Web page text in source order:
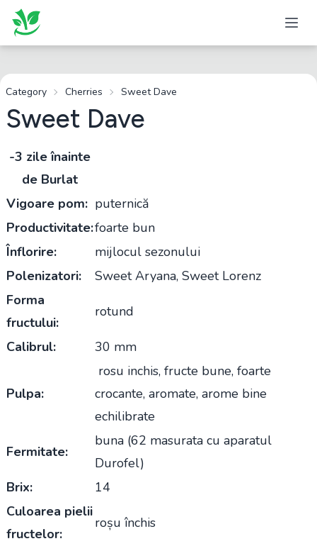
Category Cherries Sweet Dave
Sweet Dave
-3 zile înainte
de Burlat
Vigoare pom: puternică
Productivitate:foarte bun
Înflorire:
mijlocul sezonului
Polenizatori:
Sweet Aryana, Sweet Lorenz
Forma
fructului:
rotund
Calibrul: 30 mm
Pulpa:
rosu inchis, fructe bune, foarte
crocante, aromate, arome bine
echilibrate
Fermitate:
buna (62 masurata cu aparatul
Durofel)
Brix:
14
Culoarea pielii
fructelor:
roșu închis